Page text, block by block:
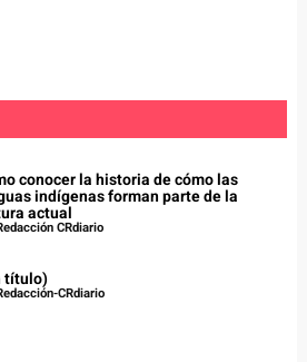
conocer la historia de cómo las
indígenas forman parte de la
actual
CRdiario
título)
CRdiario